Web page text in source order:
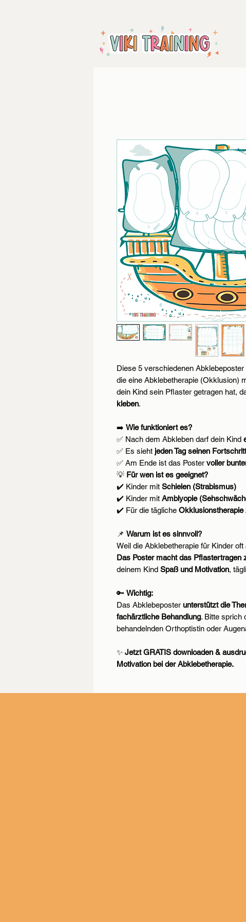
Diese 5 verschiedenen Abklebeposter
die eine Abklebetherapie (Okklusion)
dein Kind sein Pflaster getragen hat,
kleben.
➡️ Wie funktioniert es?
✅ Nach dem Abkleben darf dein Kind
✅ Es sieht jeden Tag seinen Fortschritt
✅ Am Ende ist das Poster voller
💡 Für wen ist es geeignet?
✔️ Kinder mit Schielen (Strabismus)
✔️ Kinder mit Amblyopie
✔️ Für die tägliche Okklusionstherapie
📌 Warum ist es sinnvoll?
Weil die Abklebetherapie für Kinder
Das Poster macht das Pflastertragen
deinem Kind Spaß und Motivation,
🔑 Wichtig:
Das Abklebeposter unterstützt die
fachärztliche Behandlung. Bitte sprich
behandelnden Orthoptistin oder
✨ Jetzt GRATIS downloaden &
Motivation bei der Abklebetherapie.